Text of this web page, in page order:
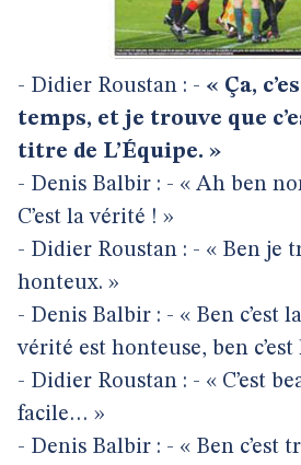
- Didier Roustan : - « Ça,
temps, et je trouve que
titre de L’Équipe. »
- Denis Balbir : - « Ah ben
C’est la vérité ! »
- Didier Roustan : - « Ben je
honteux. »
- Denis Balbir : - « Ben c’est
vérité est honteuse, ben
- Didier Roustan : - « C’est
facile… »
- Denis Balbir : - « Ben c’est